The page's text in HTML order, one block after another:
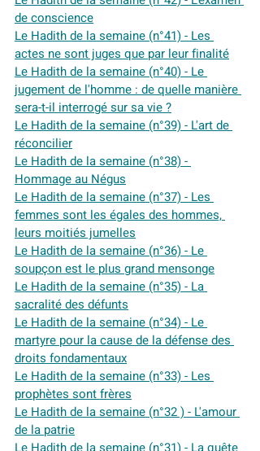
de conscience
Le Hadith de la semaine (n°41) - Les
actes ne sont juges que par leur finalité
Le Hadith de la semaine (n°40) - Le
jugement de l'homme : de quelle manière
sera-t-il interrogé sur sa vie ?
Le Hadith de la semaine (n°39) - L'art de
réconcilier
Le Hadith de la semaine (n°38) -
Hommage au Négus
Le Hadith de la semaine (n°37) - Les
femmes sont les égales des hommes,
leurs moitiés jumelles
Le Hadith de la semaine (n°36) - Le
soupçon est le plus grand mensonge
Le Hadith de la semaine (n°35) - La
sacralité des défunts
Le Hadith de la semaine (n°34) - Le
martyre pour la cause de la défense des
droits fondamentaux
Le Hadith de la semaine (n°33) - Les
prophètes sont frères
Le Hadith de la semaine (n°32 ) - L'amour
de la patrie